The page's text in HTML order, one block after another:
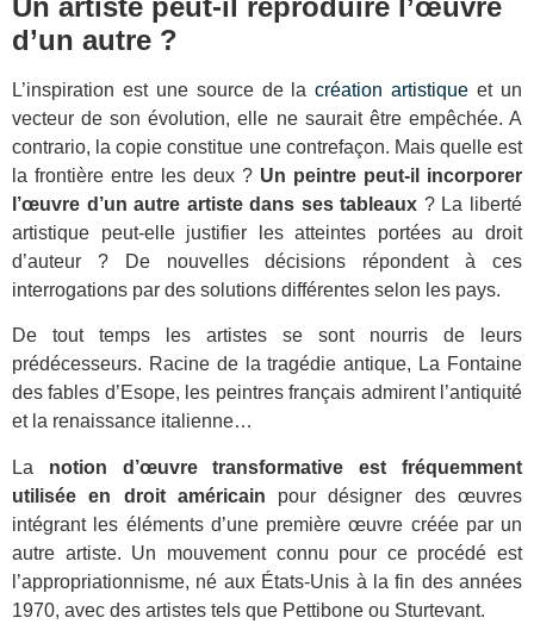
Un artiste peut-il reproduire l’œuvre
d’un autre ?
L’inspiration est une source de lacréation artistique et un
vecteur de son évolution, elle ne saurait être empêchée. A
contrario, la copie constitue une contrefaçon. Mais quelle est
la frontière entre les deux ? Un peintre peut-il incorporer
l’œuvre d’un autre artiste dans ses tableaux ? La liberté
artistique peut-elle justifier les atteintes portées au droit
d’auteur ? De nouvelles décisions répondent à ces
interrogations par des solutions différentes selon les pays.
De tout temps les artistes se sont nourris de leurs
prédécesseurs. Racine de la tragédie antique, La Fontaine
des fables d’Esope, les peintres français admirent l’antiquité
et la renaissance italienne…
La notion d’œuvre transformative est fréquemment
utilisée en droit américain pour désigner des œuvres
intégrant les éléments d’une première œuvre créée par un
autre artiste. Un mouvement connu pour ce procédé est
l’appropriationnisme, né aux États-Unis à la fin des années
1970, avec des artistes tels que Pettibone ou Sturtevant.